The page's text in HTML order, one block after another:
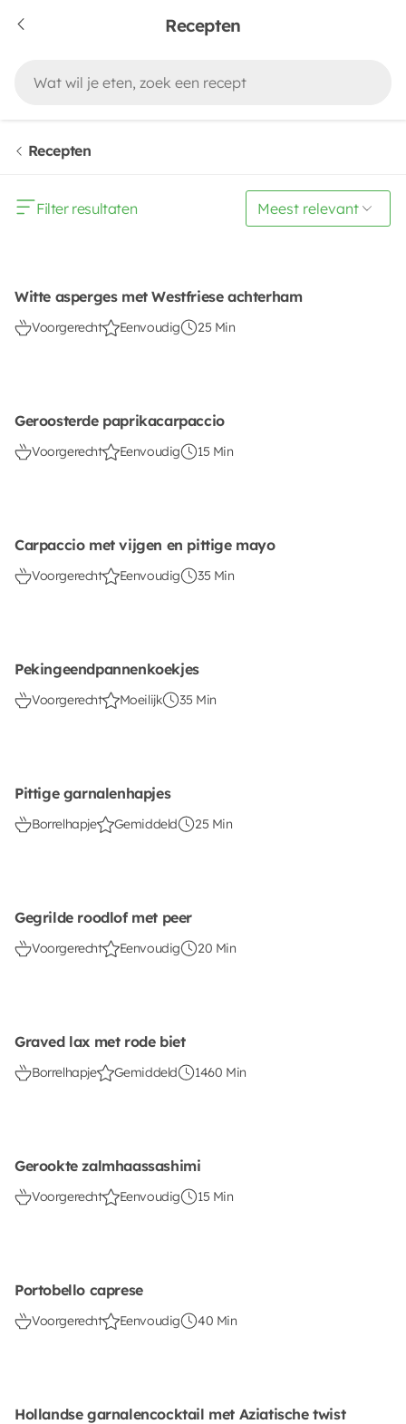
Recepten
Recepten
Filter resultaten
Witte asperges met Westfriese achterham
Voorgerecht Eenvoudig 25 Min
Geroosterde paprikacarpaccio
Voorgerecht Eenvoudig 15 Min
Carpaccio met vijgen en pittige mayo
Voorgerecht Eenvoudig 35 Min
Pekingeendpannenkoekjes
Voorgerecht Moeilijk 35 Min
Pittige garnalenhapjes
Borrelhapje Gemiddeld 25 Min
Gegrilde roodlof met peer
Voorgerecht Eenvoudig 20 Min
Graved lax met rode biet
Borrelhapje Gemiddeld 1460 Min
Gerookte zalmhaassashimi
Voorgerecht Eenvoudig 15 Min
Portobello caprese
Voorgerecht Eenvoudig 40 Min
Hollandse garnalencocktail met Aziatische twist